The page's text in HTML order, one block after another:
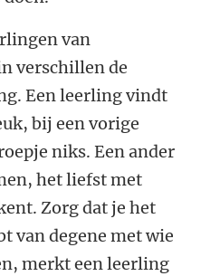
van
verschillen de
Een leerling vindt
bij een vorige
niks. Een ander
het liefst met
Zorg dat je het
van degene met wie
merkt een leerling